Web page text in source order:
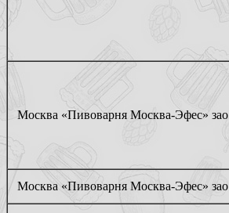
Москва «Пивоварня Москва-Эфес» зао
Москва «Пивоварня Москва-Эфес» зао